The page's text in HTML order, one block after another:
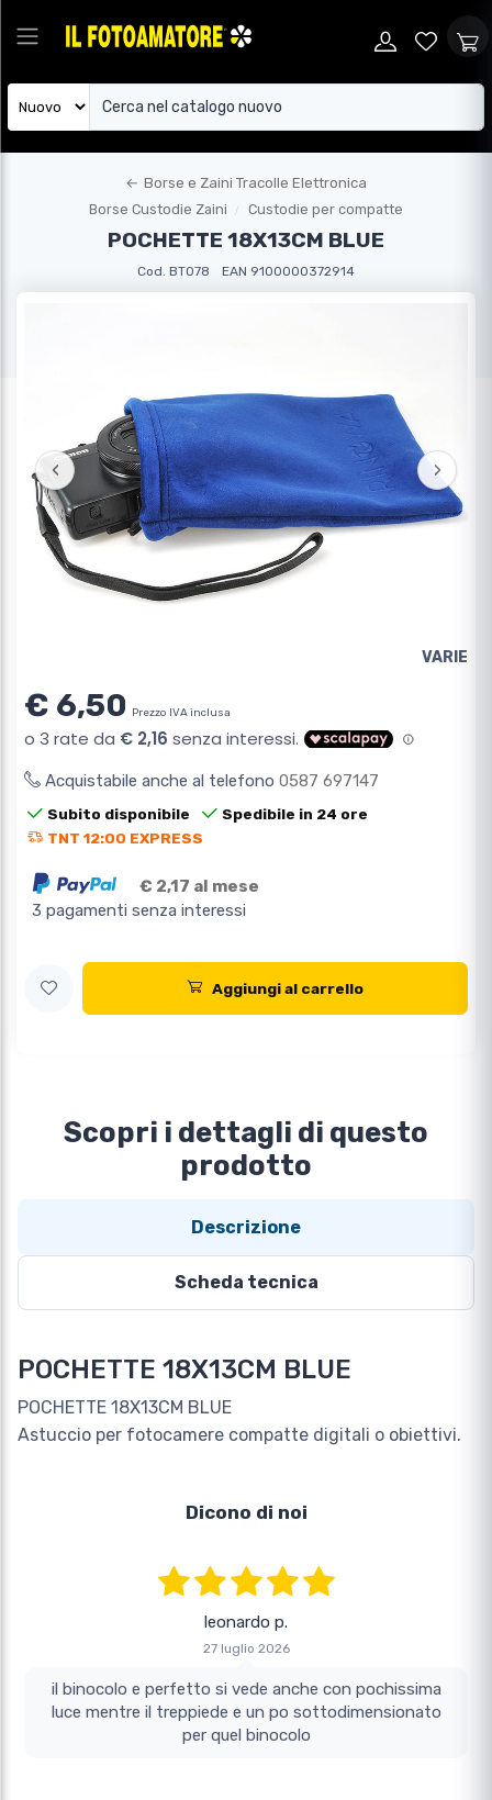
← Borse e Zaini Tracolle Elettronica
Borse Custodie Zaini
Custodie per compatte
POCHETTE 18X13CM BLUE
Cod. BT078 EAN 9100000372914
‹ ›
VARIE
€ 6,50 Prezzo IVA inclusa
Acquistabile anche al telefono 0587 697147
Subito disponibile
Spedibile in 24 ore
TNT 12:00 EXPRESS
€ 2,17 al mese
3 pagamenti senza interessi
Aggiungi al carrello
Scopri i dettagli di questo
prodotto
Descrizione
Scheda tecnica
POCHETTE 18X13CM BLUE
POCHETTE 18X13CM BLUE
Astuccio per fotocamere compatte digitali o obiettivi.
Dicono di noi
leonardo p.
27 luglio 2026
il binocolo e perfetto si vede anche con pochissima
luce mentre il treppiede e un po sottodimensionato
per quel binocolo